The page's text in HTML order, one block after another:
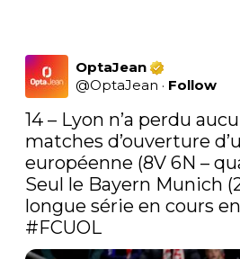
OptaJean
@OptaJean · Follow
14 – Lyon n’a perdu
matches d’ouverture
européenne (8V 6N –
Seul le Bayern Munich
#FCUOL